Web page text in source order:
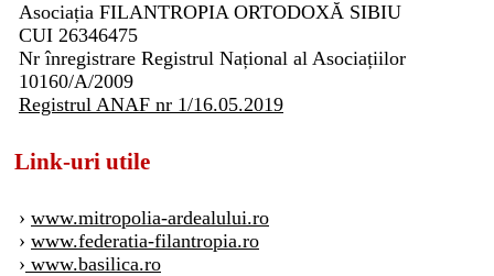
Asociația FILANTROPIA ORTODOXĂ SIBIU
CUI 26346475
Nr înregistrare Registrul Național al Asociațiilor
10160/A/2009
Registrul ANAF nr 1/16.05.2019
Link-uri utile
› www.mitropolia-ardealului.ro
› www.federatia-filantropia.ro
› www.basilica.ro